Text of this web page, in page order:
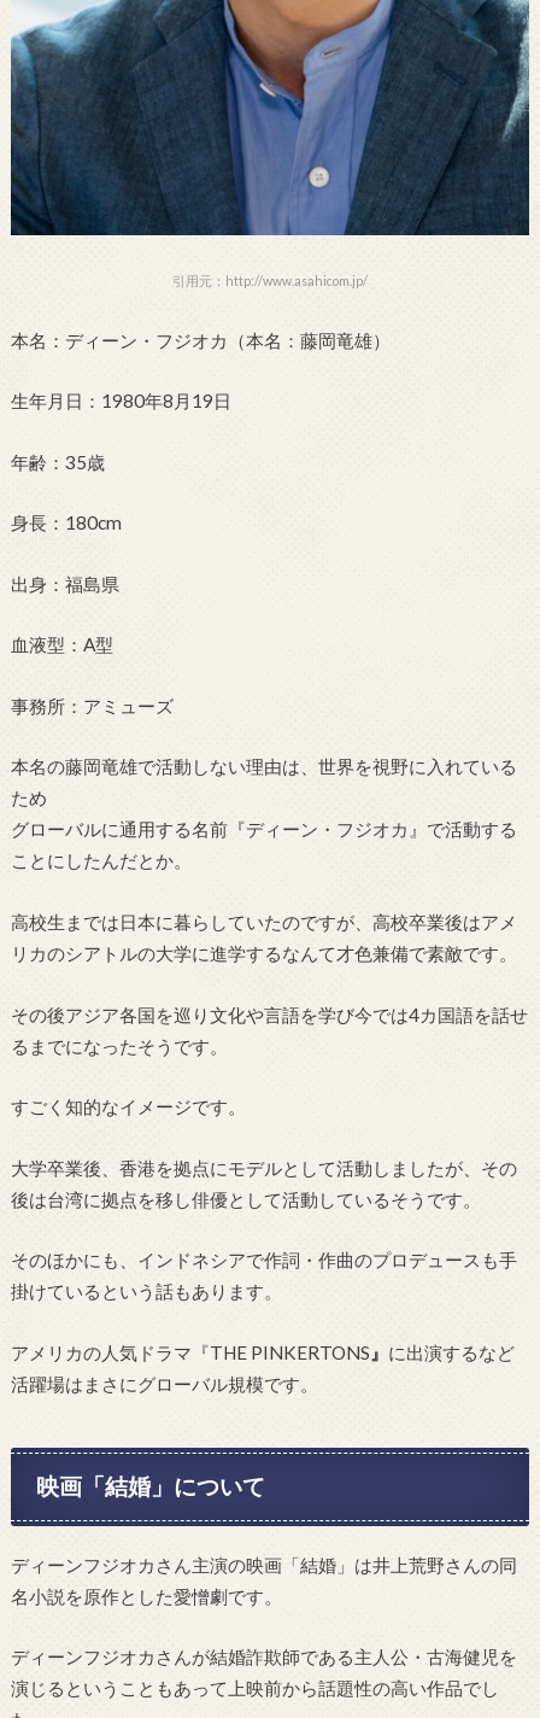
引用元：http://www.asahicom.jp/
本名：ディーン・フジオカ（本名：藤岡竜雄）
生年月日：1980年8月19日
年齢：35歳
身長：180cm
出身：福島県
血液型：A型
事務所：アミューズ
本名の藤岡竜雄で活動しない理由は、世界を視野に入れている
ため
グローバルに通用する名前『ディーン・フジオカ』で活動する
ことにしたんだとか。
高校生までは日本に暮らしていたのですが、高校卒業後はアメ
リカのシアトルの大学に進学するなんて才色兼備で素敵です。
その後アジア各国を巡り文化や言語を学び今では4カ国語を話せ
るまでになったそうです。
すごく知的なイメージです。
大学卒業後、香港を拠点にモデルとして活動しましたが、その
後は台湾に拠点を移し俳優として活動しているそうです。
そのほかにも、インドネシアで作詞・作曲のプロデュースも手
掛けているという話もあります。
アメリカの人気ドラマ『THE PINKERTONS 』 に出演するなど
活躍場はまさにグローバル規模です。
映画「結婚」について
ディーンフジオカさん主演の映画「結婚」は井上荒野さんの同
名小説を原作とした愛憎劇です。
ディーンフジオカさんが結婚詐欺師である主人公・古海健児を
演じるということもあって上映前から話題性の高い作品でし